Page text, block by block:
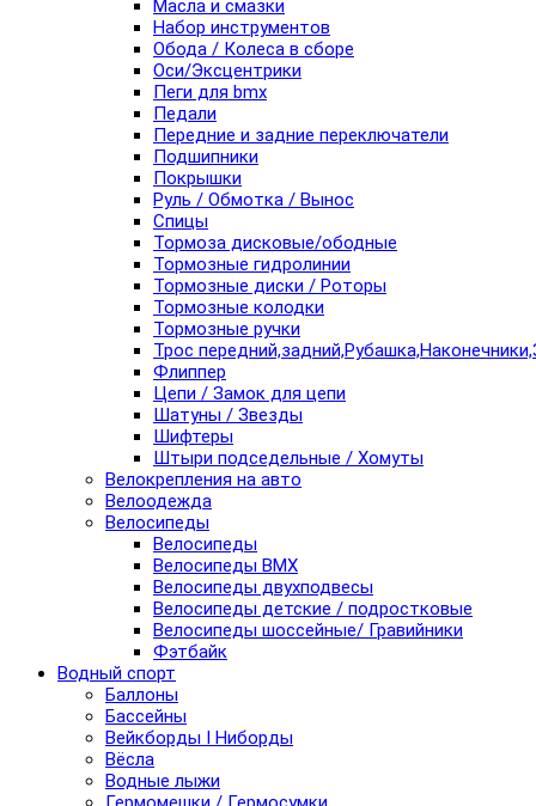
Масла и смазки
Набор инструментов
Обода / Колеса в сборе
Оси/Эксцентрики
Пеги для bmx
Педали
Передние и задние переключатели
Подшипники
Покрышки
Руль / Обмотка / Вынос
Спицы
Тормоза дисковые/ободные
Тормозные гидролинии
Тормозные диски / Роторы
Тормозные колодки
Тормозные ручки
Трос
Флиппер
Цепи / Замок для цепи
Шатуны / Звезды
Шифтеры
Штыри подседельные / Хомуты
Велокрепления на авто
Велоодежда
Велосипеды
Велосипеды
Велосипеды BMX
Велосипеды двухподвесы
Велосипеды детские / подростковые
Велосипеды шоссейные/ Гравийники
Фэтбайк
Водный спорт
Баллоны
Бассейны
Вейкборды I Ниборды
Вёсла
Водные лыжи